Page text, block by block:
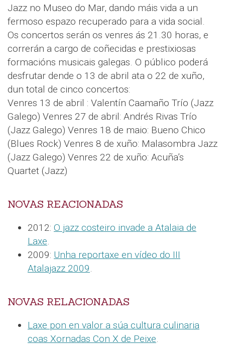
Jazz no Museo do Mar, dando máis vida a un
fermoso espazo recuperado para a vida social.
Os concertos serán os venres ás 21.30 horas, e
correrán a cargo de coñecidas e prestixiosas
formacións musicais galegas. O público poderá
desfrutar dende o 13 de abril ata o 22 de xuño,
dun total de cinco concertos:
Venres 13 de abril : Valentín Caamaño Trío (Jazz
Galego) Venres 27 de abril: Andrés Rivas Trío
(Jazz Galego) Venres 18 de maio: Bueno Chico
(Blues Rock) Venres 8 de xuño: Malasombra Jazz
(Jazz Galego) Venres 22 de xuño: Acuña’s
Quartet (Jazz)
NOVAS REACIONADAS
2012: O jazz costeiro invade a Atalaia de
Laxe.
2009: Unha reportaxe en vídeo do III
Atalajazz 2009.
NOVAS RELACIONADAS
Laxe pon en valor a súa cultura culinaria
coas Xornadas Con X de Peixe.